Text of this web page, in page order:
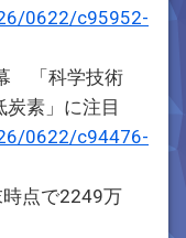
0622/c95952-
「科学技術
素」に注目
0622/c94476-
点で2249万